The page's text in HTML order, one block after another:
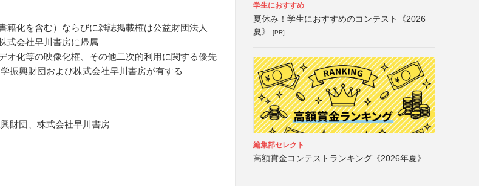
籍化を含む）ならびに雑誌掲載権は公益財団法人
式会社早川書房に帰属
オ化等の映像化権、その他二次的利用に関する優先
振興財団および株式会社早川書房が有する
財団、株式会社早川書房
学生におすすめ
夏休み！学生におすすめのコンテスト《2026
夏》
[PR]
編集部セレクト
高額賞金コンテストランキング《2026年夏》